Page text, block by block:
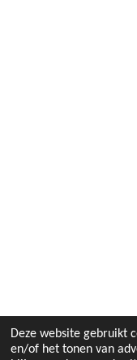
Deze website gebruikt
en/of het tonen van
© 2022 - 2026 B.By-